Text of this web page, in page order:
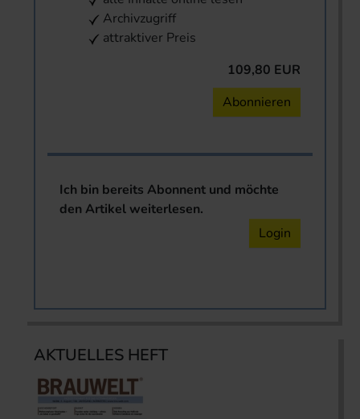
Archivzugriff
attraktiver Preis
109,80 EUR
Abonnieren
Ich bin bereits Abonnent und möchte
den Artikel weiterlesen.
Login
AKTUELLES HEFT